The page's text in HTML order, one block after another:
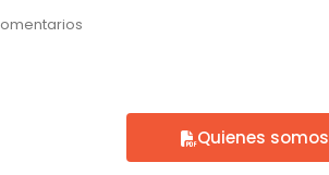
Quienes somos